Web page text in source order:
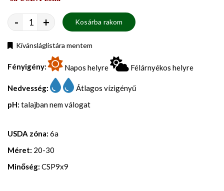
- + Kosárba rakom
Kívánsláglistára mentem
Fényigény: Napos helyre Félárnyékos helyre
Nedvesség:
Átlagos vízigényű
pH: talajban nem válogat
USDA zóna: 6a
Méret: 20-30
Minőség: CSP9x9